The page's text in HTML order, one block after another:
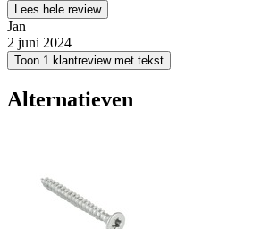
Lees hele review
Jan
2 juni 2024
Toon 1 klantreview met tekst
Alternatieven